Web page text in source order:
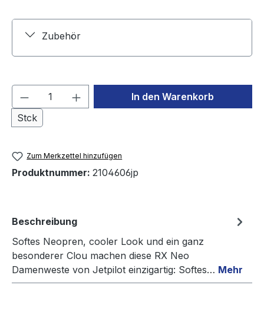
Zubehör
Produkt Anzahl: Gib den
Stck
In den Warenkorb
Zum Merkzettel hinzufügen
Produktnummer: 2104606jp
Beschreibung
Softes Neopren, cooler Look und ein ganz
besonderer Clou machen diese RX Neo
Damenweste von Jetpilot einzigartig: Softes… Mehr